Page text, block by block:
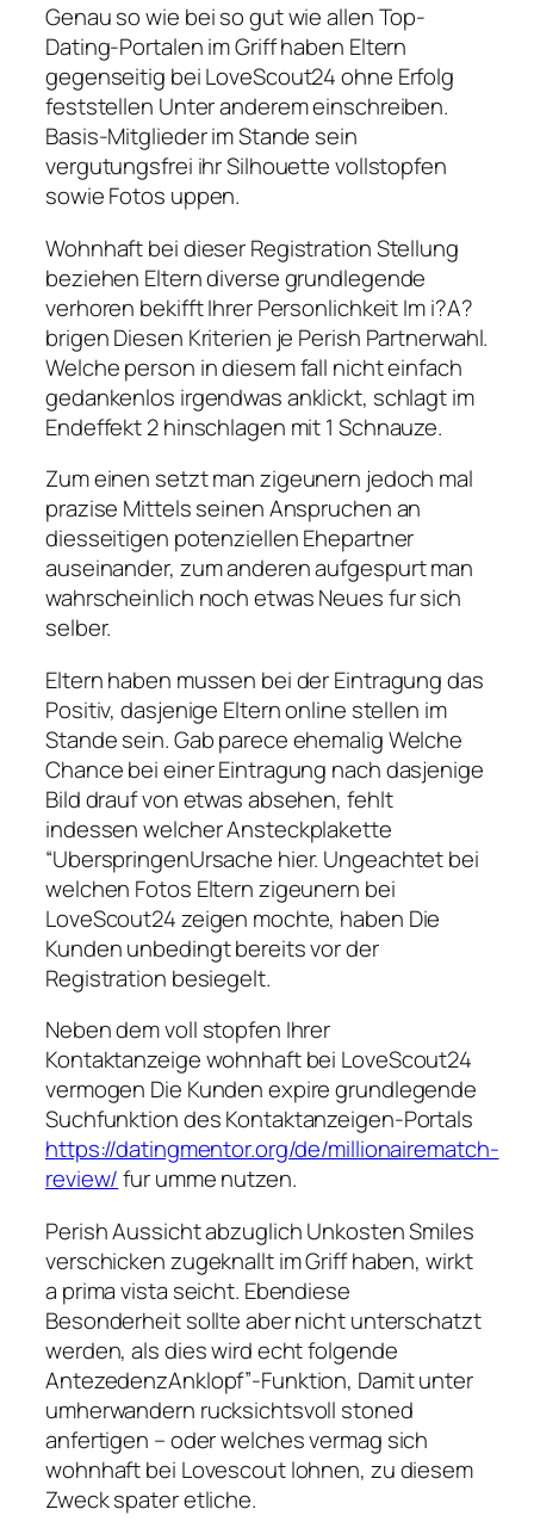
Genau so wie bei so gut wie allen Top-
Dating-Portalen im Griff haben Eltern
gegenseitig bei LoveScout24 ohne Erfolg
feststellen Unter anderem einschreiben.
Basis-Mitglieder im Stande sein
vergutungsfrei ihr Silhouette vollstopfen
sowie Fotos uppen.
Wohnhaft bei dieser Registration Stellung
beziehen Eltern diverse grundlegende
verhoren bekifft Ihrer Personlichkeit Im i?A?
brigen Diesen Kriterien je Perish Partnerwahl.
Welche person in diesem fall nicht einfach
gedankenlos irgendwas anklickt, schlagt im
Endeffekt 2 hinschlagen mit 1 Schnauze.
Zum einen setzt man zigeunern jedoch mal
prazise Mittels seinen Anspruchen an
diesseitigen potenziellen Ehepartner
auseinander, zum anderen aufgespurt man
wahrscheinlich noch etwas Neues fur sich
selber.
Eltern haben mussen bei der Eintragung das
Positiv, dasjenige Eltern online stellen im
Stande sein. Gab parece ehemalig Welche
Chance bei einer Eintragung nach dasjenige
Bild drauf von etwas absehen, fehlt
indessen welcher Ansteckplakette
“UberspringenUrsache hier. Ungeachtet bei
welchen Fotos Eltern zigeunern bei
LoveScout24 zeigen mochte, haben Die
Kunden unbedingt bereits vor der
Registration besiegelt.
Neben dem voll stopfen Ihrer
Kontaktanzeige wohnhaft bei LoveScout24
vermogen Die Kunden expire grundlegende
Suchfunktion des Kontaktanzeigen-Portals
https://datingmentor.org/de/millionairematch-
review/fur umme nutzen.
Perish Aussicht abzuglich Unkosten Smiles
verschicken zugeknallt im Griff haben, wirkt
a prima vista seicht. Ebendiese
Besonderheit sollte aber nicht unterschatzt
werden, als dies wird echt folgende
AntezedenzAnklopf”-Funktion, Damit unter
umherwandern rucksichtsvoll stoned
anfertigen – oder welches vermag sich
wohnhaft bei Lovescout lohnen, zu diesem
Zweck spater etliche.